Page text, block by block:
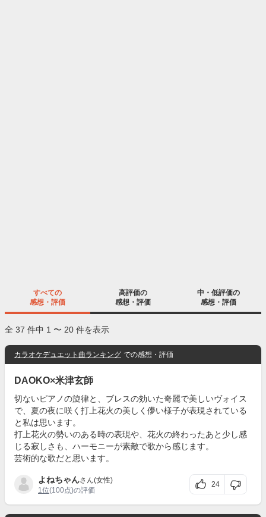
すべての
感想・評価
高評価の
感想・評価
中・低評価の
感想・評価
全 37 件中 1 〜 20 件を表示
カラオケデュエット曲ランキング での感想・評価
DAOKO×米津玄師
切ないピアノの旋律と、ブレスの効いた奇麗で美しいヴォイス
で、夏の夜に咲く打上花火の美しく儚い様子が表現されている
と私は思います。
打上花火の勢いのある時の表現や、花火の終わったあと少し感
じる寂しさも、ハーモニーが素敵で歌から感じます。
芸術的な歌だと思います。
よねちゃんさん(女性)
1位(100点)の評価
24